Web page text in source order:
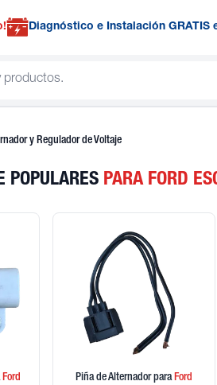
Diagnóstico e Instalación GRATIS
y Regulador de Voltaje
POPULARES PARA FORD
Ford
Piña de Alternador paraFord